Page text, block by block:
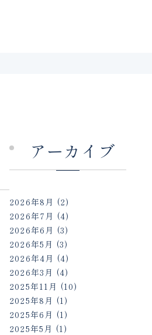
アーカイブ
2026年8月 (2)
2026年7月 (4)
2026年6月 (3)
2026年5月 (3)
2026年4月 (4)
2026年3月 (4)
2025年11月 (10)
2025年8月 (1)
2025年6月 (1)
2025年5月 (1)